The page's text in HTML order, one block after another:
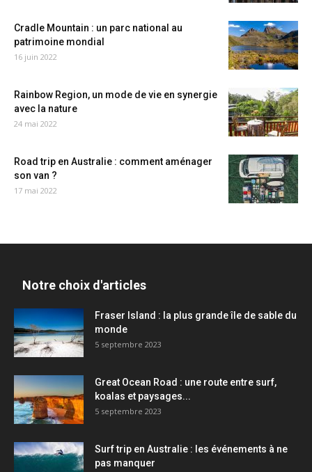
Cradle Mountain : un parc national au
patrimoine mondial
16 juin 2022
Rainbow Region, un mode de vie en synergie
avec la nature
24 mai 2022
Road trip en Australie : comment aménager
son van ?
17 mai 2022
Notre choix d'articles
Fraser Island : la plus grande île de sable du
monde
5 septembre 2023
Great Ocean Road : une route entre surf,
koalas et paysages...
5 septembre 2023
Surf trip en Australie : les événements à ne
pas manquer